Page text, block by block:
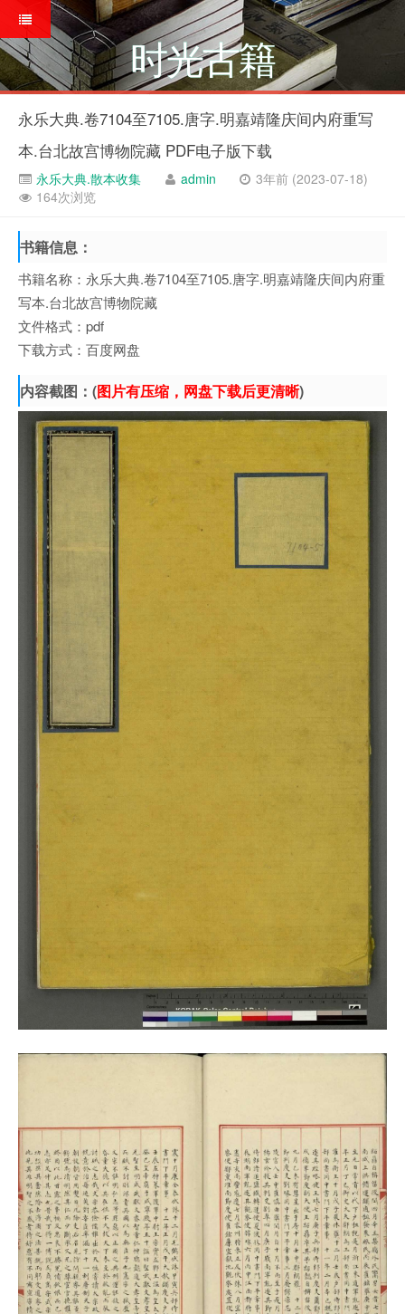
时光古籍
永乐大典.卷7104至7105.唐字.明嘉靖隆庆间内府重写
本.台北故宫博物院藏 PDF电子版下载
永乐大典.散本收集 admin
3年前 (2023-07-18)
164次浏览
书籍信息：
书籍名称：永乐大典.卷7104至7105.唐字.明嘉靖隆庆间内府重
写本.台北故宫博物院藏
文件格式：pdf
下载方式：百度网盘
内容截图：(图片有压缩，网盘下载后更清晰)